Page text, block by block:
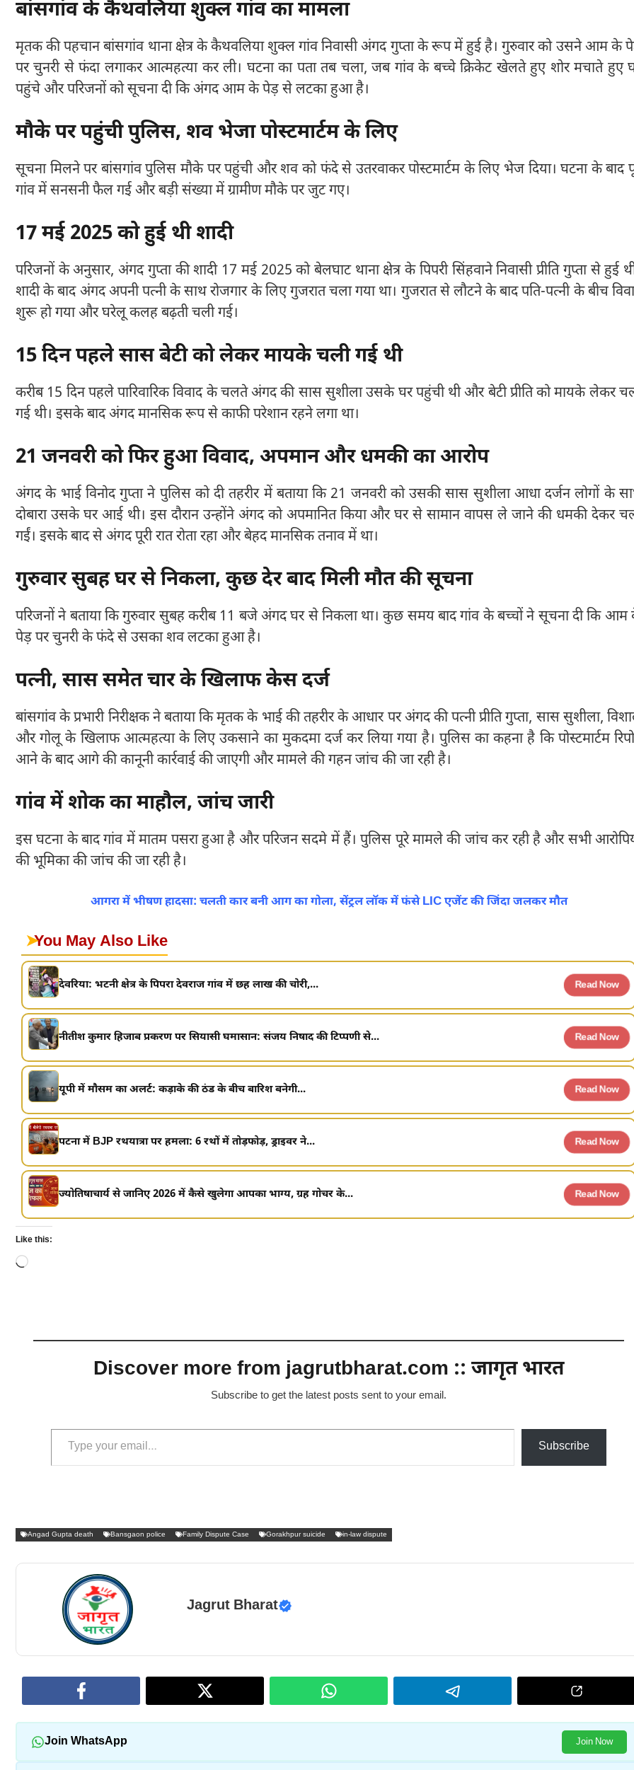
बांसगांव के कैथवलिया शुक्ल गांव का मामला
मृतक की पहचान बांसगांव थाना क्षेत्र के कैथवलिया शुक्ल गांव निवासी अंगद गुप्ता के रूप में हुई है। गुरुवार को उसने आम के
पर चुनरी से फंदा लगाकर आत्महत्या कर ली। घटना का पता तब चला, जब गांव के बच्चे क्रिकेट खेलते हुए शोर मचाते हुए
पहुंचे और परिजनों को सूचना दी कि अंगद आम के पेड़ से लटका हुआ है।
मौके पर पहुंची पुलिस, शव भेजा पोस्टमार्टम के लिए
सूचना मिलने पर बांसगांव पुलिस मौके पर पहुंची और शव को फंदे से उतरवाकर पोस्टमार्टम के लिए भेज दिया। घटना के बाद
गांव में सनसनी फैल गई और बड़ी संख्या में ग्रामीण मौके पर जुट गए।
17 मई 2025 को हुई थी शादी
परिजनों के अनुसार, अंगद गुप्ता की शादी 17 मई 2025 को बेलघाट थाना क्षेत्र के पिपरी सिंहवाने निवासी प्रीति गुप्ता से हुई
शादी के बाद अंगद अपनी पत्नी के साथ रोजगार के लिए गुजरात चला गया था। गुजरात से लौटने के बाद पति-पत्नी के बीच
शुरू हो गया और घरेलू कलह बढ़ती चली गई।
15 दिन पहले सास बेटी को लेकर मायके चली गई थी
करीब 15 दिन पहले पारिवारिक विवाद के चलते अंगद की सास सुशीला उसके घर पहुंची थी और बेटी प्रीति को मायके लेकर
गई थी। इसके बाद अंगद मानसिक रूप से काफी परेशान रहने लगा था।
21 जनवरी को फिर हुआ विवाद, अपमान और धमकी का आरोप
अंगद के भाई विनोद गुप्ता ने पुलिस को दी तहरीर में बताया कि 21 जनवरी को उसकी सास सुशीला आधा दर्जन लोगों के
दोबारा उसके घर आई थी। इस दौरान उन्होंने अंगद को अपमानित किया और घर से सामान वापस ले जाने की धमकी देकर
गईं। इसके बाद से अंगद पूरी रात रोता रहा और बेहद मानसिक तनाव में था।
गुरुवार सुबह घर से निकला, कुछ देर बाद मिली मौत की सूचना
परिजनों ने बताया कि गुरुवार सुबह करीब 11 बजे अंगद घर से निकला था। कुछ समय बाद गांव के बच्चों ने सूचना दी कि आम
पेड़ पर चुनरी के फंदे से उसका शव लटका हुआ है।
पत्नी, सास समेत चार के खिलाफ केस दर्ज
बांसगांव के प्रभारी निरीक्षक ने बताया कि मृतक के भाई की तहरीर के आधार पर अंगद की पत्नी प्रीति गुप्ता, सास सुशीला,
और गोलू के खिलाफ आत्महत्या के लिए उकसाने का मुकदमा दर्ज कर लिया गया है। पुलिस का कहना है कि पोस्टमार्टम
आने के बाद आगे की कानूनी कार्रवाई की जाएगी और मामले की गहन जांच की जा रही है।
गांव में शोक का माहौल, जांच जारी
इस घटना के बाद गांव में मातम पसरा हुआ है और परिजन सदमे में हैं। पुलिस पूरे मामले की जांच कर रही है और सभी
की भूमिका की जांच की जा रही है।
आगरा में भीषण हादसा: चलती कार बनी आग का गोला, सेंट्रल लॉक में फंसे LIC एजेंट की जिंदा जलकर मौत
➤You May Also Like
देवरिया: भटनी क्षेत्र के पिपरा देवराज गांव में छह लाख की चोरी,... Read Now
नीतीश कुमार हिजाब प्रकरण पर सियासी घमासान: संजय निषाद की टिप्पणी से... Read Now
यूपी में मौसम का अलर्ट: कड़ाके की ठंड के बीच बारिश बनेगी... Read Now
पटना में BJP रथयात्रा पर हमला: 6 रथों में तोड़फोड़, ड्राइवर ने... Read Now
ज्योतिषाचार्य से जानिए 2026 में कैसे खुलेगा आपका भाग्य, ग्रह गोचर के... Read Now
Like this:
Loading…
Discover more from jagrutbharat.com :: जागृत भारत
Subscribe to get the latest posts sent to your email.
Type your email…
Subscribe
Angad Gupta death Bansgaon police Family Dispute Case Gorakhpur suicide in-law dispute
Jagrut Bharat
Join WhatsApp Join Now